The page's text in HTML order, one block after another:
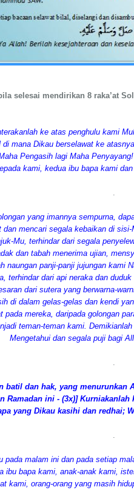
selesai mendirikan 8 raka’at
ke atas penghulu kami
mana Dikau berselawat ke
Pengasih lagi Maha
kami, kedua ibu bapa kami
yang imannya sempurna,
mencari segala kebaikan di
Mu, terhindar dari segala
dan tabah menerima ujian,
naungan panji-panji jujungan kami
terhindar dari api neraka dan
dari sutera yang berwarna-
di dalam gelas-gelas dan kendi
pada mereka, daripada golongan
teman-teman kami.
Mengetahui dan segala puji bagi
batil dan hak, yang
Ramadan ini - (3x)] Kurniakanlah
yang Dikau kasihi dan redhai;
pada malam ini dan pada setiap
ibu bapa kami, anak-anak kami,
kami, orang-orang yang masih